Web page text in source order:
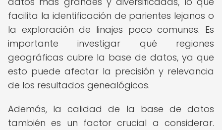
facilita la identificación de parientes lejanos o
la exploración de linajes poco comunes. Es
importante investigar qué regiones
geográficas cubre la base de datos, ya que
esto puede afectar la precisión y relevancia
de los resultados genealógicos.
Además, la calidad de la base de datos
también es un factor crucial a considerar.